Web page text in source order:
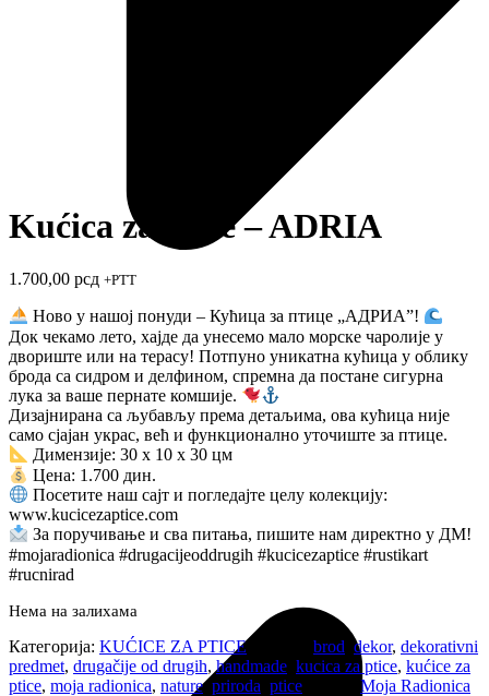
Kućica za ptice – ADRIA
1.700,00 рсд +PTT
Ново у нашој понуди – Кућица за птице „АДРИА”!
Док чекамо лето, хајде да унесемо мало морске чаролије у
двориште или на терасу! Потпуно уникатна кућица у облику
брода са сидром и делфином, спремна да постане сигурна
лука за ваше пернате комшије.
Дизајнирана са љубављу према детаљима, ова кућица није
само сјајан украс, већ и функционално уточиште за птице.
Димензије: 30 х 10 х 30 цм
Цена: 1.700 дин.
Посетите наш сајт и погледајте целу колекцију:
www.kucicezaptice.com
За поручивање и сва питања, пишите нам директно у ДМ!
#mojaradionica #drugacijeoddrugih #kucicezaptice #rustikart
#rucnirad
Нема на залихама
Категорија: KUĆICE ZA PTICE brod dekor, dekorativni
predmet, drugačije od drugih,handmade kucica za ptice, kućice za
ptice, moja radionica, nature,priroda ptice Moja Radionica